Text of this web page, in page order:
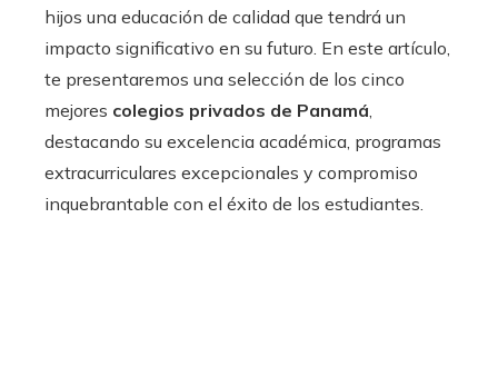
hijos una educación de calidad que tendrá un
impacto significativo en su futuro. En este artículo,
te presentaremos una selección de los cinco
mejores colegios privados de Panamá
destacando su excelencia académica, programas
extracurriculares excepcionales y compromiso
inquebrantable con el éxito de los estudiantes.